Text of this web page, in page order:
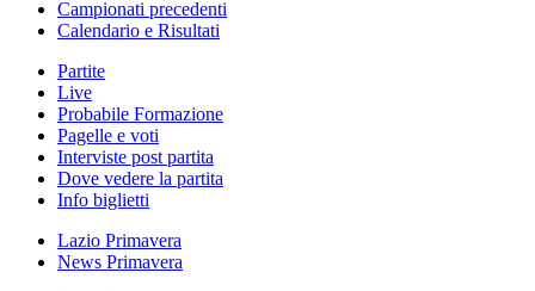
Campionati precedenti
Calendario e Risultati
Partite
Live
Probabile Formazione
Pagelle e voti
Interviste post partita
Dove vedere la partita
Info biglietti
Lazio Primavera
News Primavera